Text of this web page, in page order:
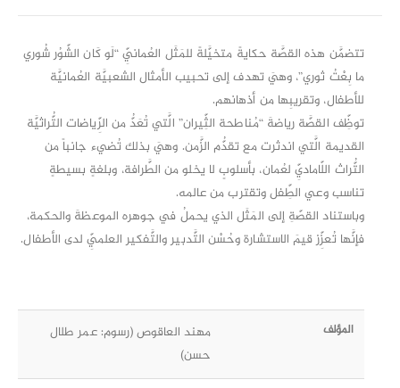
تتضمَّن هذه القصَّة حكايةً متخيَّلةً للمَثَل العُمانيِّ “لَو كَان الشّوُر شُوري
ما بِعْتُ ثوري”، وهيَ تهدف إلى تحبيب الأمثال الشعبيَّة العُمانيَّة
للأطفال، وتقريبِها من أذهانهم.
توظِّف القصَّة رياضةَ “مُناطحة الثِّيران” الَّتي تُعَدُّ من الرِّياضات التُّراثيَّة
القديمة الَّتي اندثرت مع تقدُّم الزَّمن. وهيَ بذلك تُضيء جانباً من
التُّراث اللّاماديِّ لعُمان، بأسلوبٍ لا يخلو من الطَّرافة، وبلغةٍ بسيطةٍ
تناسب وعي الطِّفل وتقترب من عالمه.
وباستناد القصّةِ إلى المَثَل الذي يحملُ في جوهره الموعظةَ والحكمة،
فإنَّها تُعزِّز قيمَ الاستشارة وحُسْن التَّدبير والتَّفكير العلميِّ لدى الأطفال.
المؤلف
مهند العاقوص (رسوم: عمر طلال
حسن)